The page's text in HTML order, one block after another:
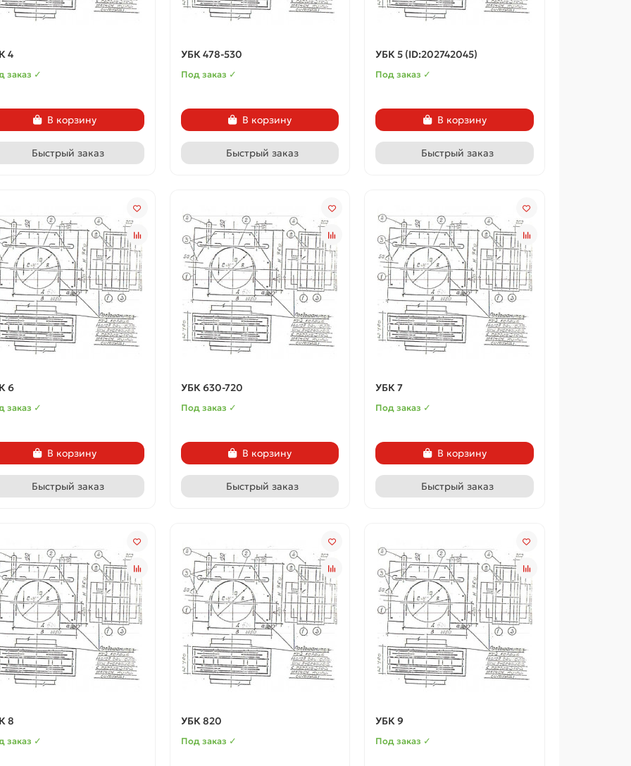
4
заказ ✓
В корзину
Быстрый заказ
УБК 478-530
Под заказ ✓
В корзину
Быстрый заказ
УБК 5 (ID:202742045)
Под заказ ✓
В корзину
Быстрый заказ
6
заказ ✓
В корзину
Быстрый заказ
УБК 630-720
Под заказ ✓
В корзину
Быстрый заказ
УБК 7
Под заказ ✓
В корзину
Быстрый заказ
8
заказ ✓
УБК 820
Под заказ ✓
УБК 9
Под заказ ✓